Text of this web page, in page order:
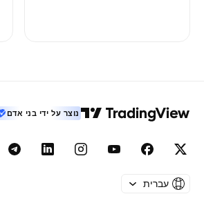
נוצר על ידי בני אדם
עברית